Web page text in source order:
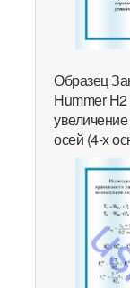
Образец
Hummer
осей (4-х